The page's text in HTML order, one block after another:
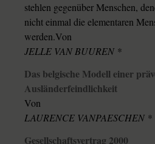
stehlen gegenüber Menschen,
nicht einmal die elementaren
werden.Von
JELLE VAN BUUREN *
Das belgische Modell einer
Ausländerfeindlichkeit
Von
LAURENCE VANPAESCHEN *
Gesellschaftsvertrag 2000